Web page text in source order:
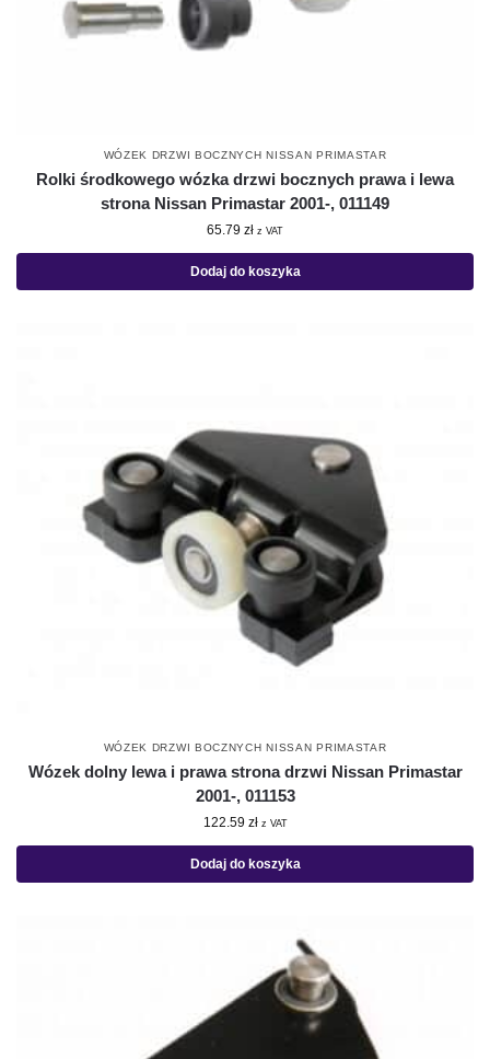
WÓZEK DRZWI BOCZNYCH NISSAN PRIMASTAR
Rolki środkowego wózka drzwi bocznych prawa i lewa
strona Nissan Primastar 2001-, 011149
65.79 zł z VAT
Dodaj do koszyka
WÓZEK DRZWI BOCZNYCH NISSAN PRIMASTAR
Wózek dolny lewa i prawa strona drzwi Nissan Primastar
2001-, 011153
122.59 zł z VAT
Dodaj do koszyka